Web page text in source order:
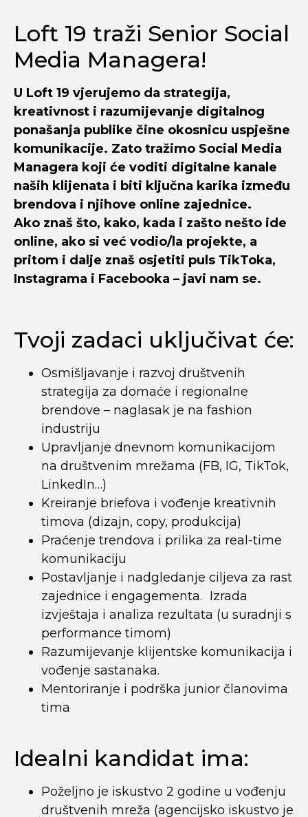
Loft 19 traži Senior Social
Media Managera!
U Loft 19 vjerujemo da strategija,
kreativnost i razumijevanje digitalnog
ponašanja publike čine okosnicu uspješne
komunikacije. Zato tražimo Social Media
Managera koji će voditi digitalne kanale
naših klijenata i biti ključna karika između
brendova i njihove online zajednice.
Ako znaš što, kako, kada i zašto nešto ide
online, ako si već vodio/la projekte, a
pritom i dalje znaš osjetiti puls TikToka,
Instagrama i Facebooka – javi nam se.
Tvoji zadaci uključivat će:
Osmišljavanje i razvoj društvenih
strategija za domaće i regionalne
brendove – naglasak je na fashion
industriju
Upravljanje dnevnom komunikacijom
na društvenim mrežama (FB, IG, TikTok,
LinkedIn…)
Kreiranje briefova i vođenje kreativnih
timova (dizajn, copy, produkcija)
Praćenje trendova i prilika za real-time
komunikaciju
Postavljanje i nadgledanje ciljeva za rast
zajednice i engagementa. Izrada
izvještaja i analiza rezultata (u suradnji s
performance timom)
Razumijevanje klijentske komunikacija i
vođenje sastanaka.
Mentoriranje i podrška junior članovima
tima
Idealni kandidat ima:
Poželjno je iskustvo 2 godine u vođenju
društvenih mreža (agencijsko iskustvo je